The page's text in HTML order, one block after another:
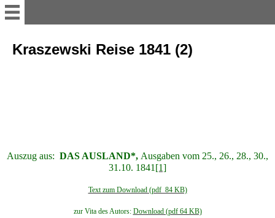
myvolyn
Kraszewski Reise 1841 (2)
Auszug aus: DAS AUSLAND*, Ausgaben vom 25., 26., 28., 30.,
31.10. 1841 [1]
Text zum Download (pdf 84 KB)
zur Vita des Autors: Download (pdf 64 KB)